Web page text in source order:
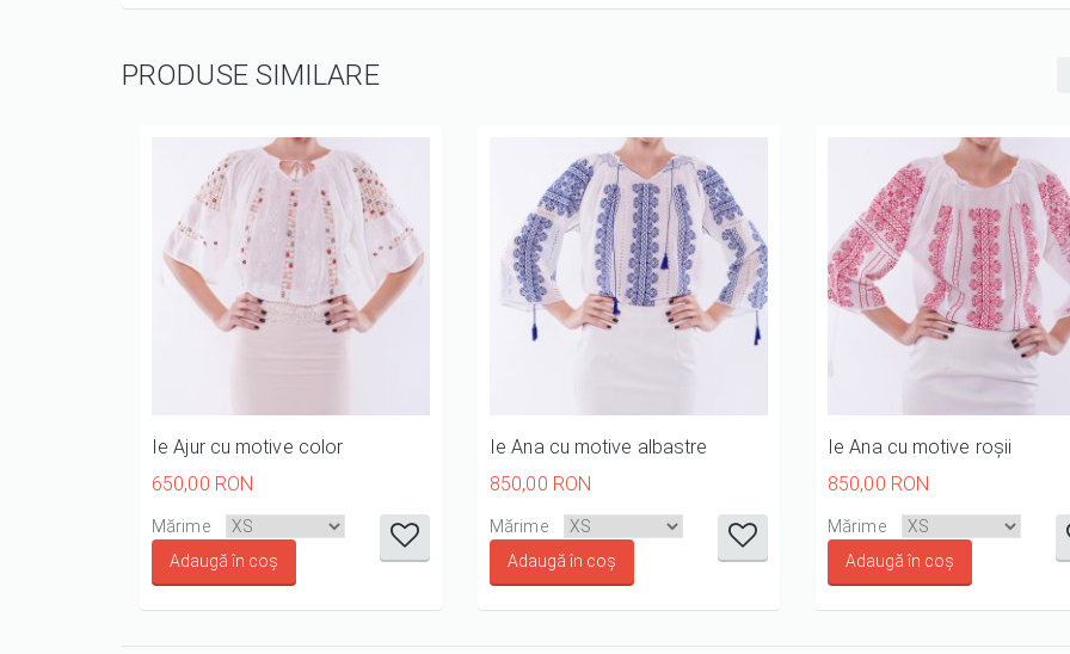
PRODUSE SIMILARE
Ie Ajur cu motive color
650,00 RON
it
1/5
3/5
it
4/5
it
5/5
Mărime
Ie Ana cu motive albastre
850,00 RON
it
1/5
3/5
it
4/5
it
5/5
Mărime
Ie Ana cu motive roșii
850,00 RON
it
1/5
3/
Mărime